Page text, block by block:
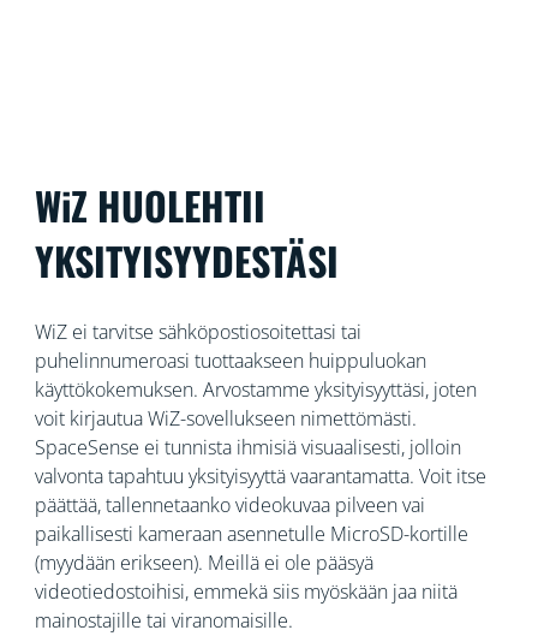
WiZ HUOLEHTII
YKSITYISYYDESTÄSI
WiZ ei tarvitse sähköpostiosoitettasi tai
puhelinnumeroasi tuottaakseen huippuluokan
käyttökokemuksen. Arvostamme yksityisyyttäsi, joten
voit kirjautua WiZ-sovellukseen nimettömästi.
SpaceSense ei tunnista ihmisiä visuaalisesti, jolloin
valvonta tapahtuu yksityisyyttä vaarantamatta. Voit itse
päättää, tallennetaanko videokuvaa pilveen vai
paikallisesti kameraan asennetulle MicroSD-kortille
(myydään erikseen). Meillä ei ole pääsyä
videotiedostoihisi, emmekä siis myöskään jaa niitä
mainostajille tai viranomaisille.